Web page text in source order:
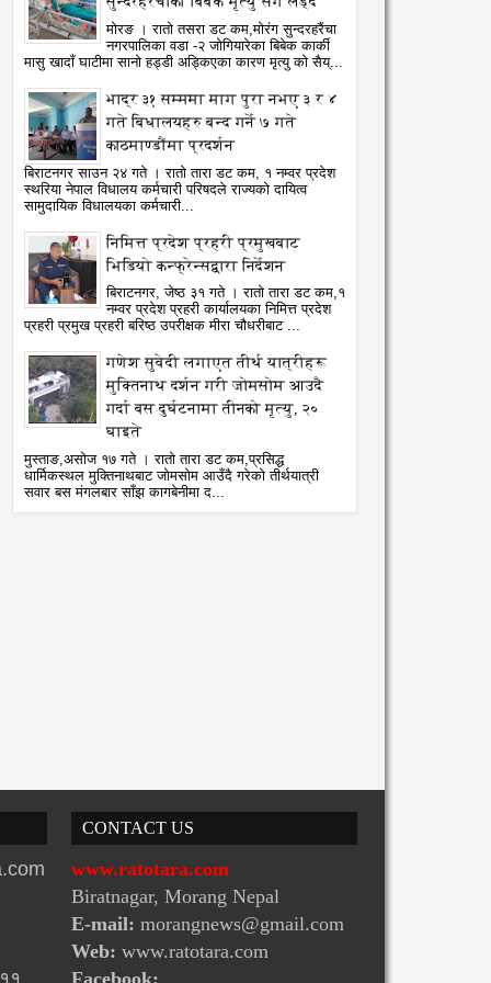
Aug
2026
आयल निगमको प्रादेशिक
छापा
RatoTara 8/5/2026
29 Jul
2026
बिश्वभरका विषयगत नेपाली
विज्ञहरूको पहिचान र परिचालन
RatoTara
मोरङ । रातो तसरा डट कम,मोरंग सुन्दरहरैंचा
नगरपालिका वडा -२ जोगियारेका बिबेक कार्की
मासु खादाँ घाटीमा सानो हड्डी अड्किएका कारण मृत्यु को सैय्...
भाद्र ३१ सम्ममा माग पुरा नभए ३ र ४
गते बिधालयहरु बन्द गर्ने ७ गते
काठमाण्डौंमा प्रदर्शन
बिराटनगर साउन २४ गते । रातो तारा डट कम, १ नम्वर प्रदेश
स्थरिया नेपाल विधालय कर्मचारी परिषदले राज्यको दायित्व
सामुदायिक विधालयका कर्मचारी...
निमित्त प्रदेश प्रहरी प्रमुखबाट
भिडियो कन्फ्रेन्सद्वारा निर्देशन
बिराटनगर, जेष्ठ ३१ गते । रातो तारा डट कम,१
नम्वर प्रदेश प्रहरी कार्यालयका निमित्त प्रदेश
प्रहरी प्रमुख प्रहरी बरिष्ठ उपरीक्षक मीरा चौधरीबाट ...
गणेश सुवेदी लगाएत तीर्थ यात्रीहरू
मुक्तिनाथ दर्शन गरी जोमसोम आउदै
गर्दा बस दुर्घटनामा तीनको मृत्यु, २०
घाइते
मुस्ताङ,असोज १७ गते । रातो तारा डट कम,प्रसिद्ध
धार्मिकस्थल मुक्तिनाथबाट जोमसोम आउँदै गरेको तीर्थयात्री
सवार बस मंगलबार साँझ कागबेनीमा द...
CONTACT US
www.ratotara.com
Biratnagar, Morang Nepal
E-mail: morangnews@gmail.com
Web: www.ratotara.com